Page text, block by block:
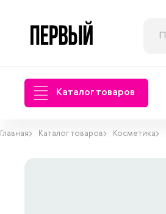
Каталог товаров
Главная Каталог товаров Косметика